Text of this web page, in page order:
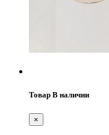
Товар В наличии
×